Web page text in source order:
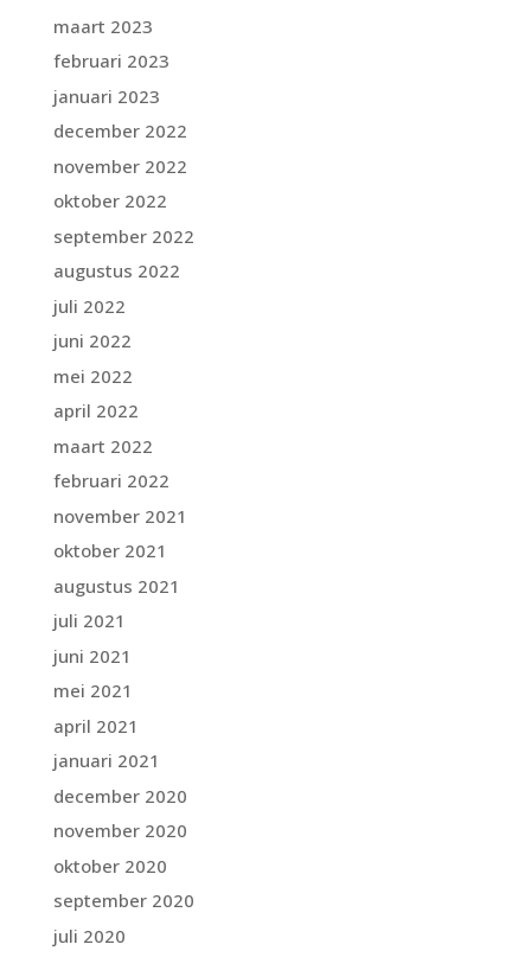
maart 2023
februari 2023
januari 2023
december 2022
november 2022
oktober 2022
september 2022
augustus 2022
juli 2022
juni 2022
mei 2022
april 2022
maart 2022
februari 2022
november 2021
oktober 2021
augustus 2021
juli 2021
juni 2021
mei 2021
april 2021
januari 2021
december 2020
november 2020
oktober 2020
september 2020
juli 2020